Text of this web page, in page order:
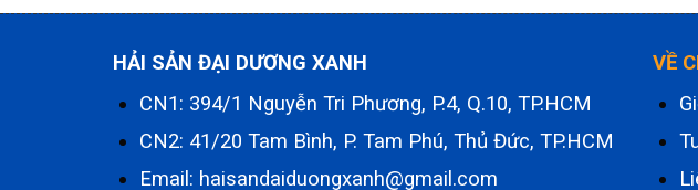
HẢI SẢN ĐẠI DƯƠNG XANH
CN1: 394/1 Nguyễn Tri Phương, P.4, Q.10, TP.HCM
CN2: 41/20 Tam Bình, P. Tam Phú, Thủ Đức, TP.HCM
Email: haisandaiduongxanh@gmail.com
VỀ